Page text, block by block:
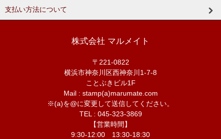
支払い方法について
株式会社 マルメイト
〒221-0822
横浜市神奈川区西神奈川1-7-8
ことぶきビル1F
Mail : stamp(a)marumate.com
※(a)を@に変更して送信してください。
TEL : 045-323-3869
【営業時間】
9:30-12:00 13:30-18:30